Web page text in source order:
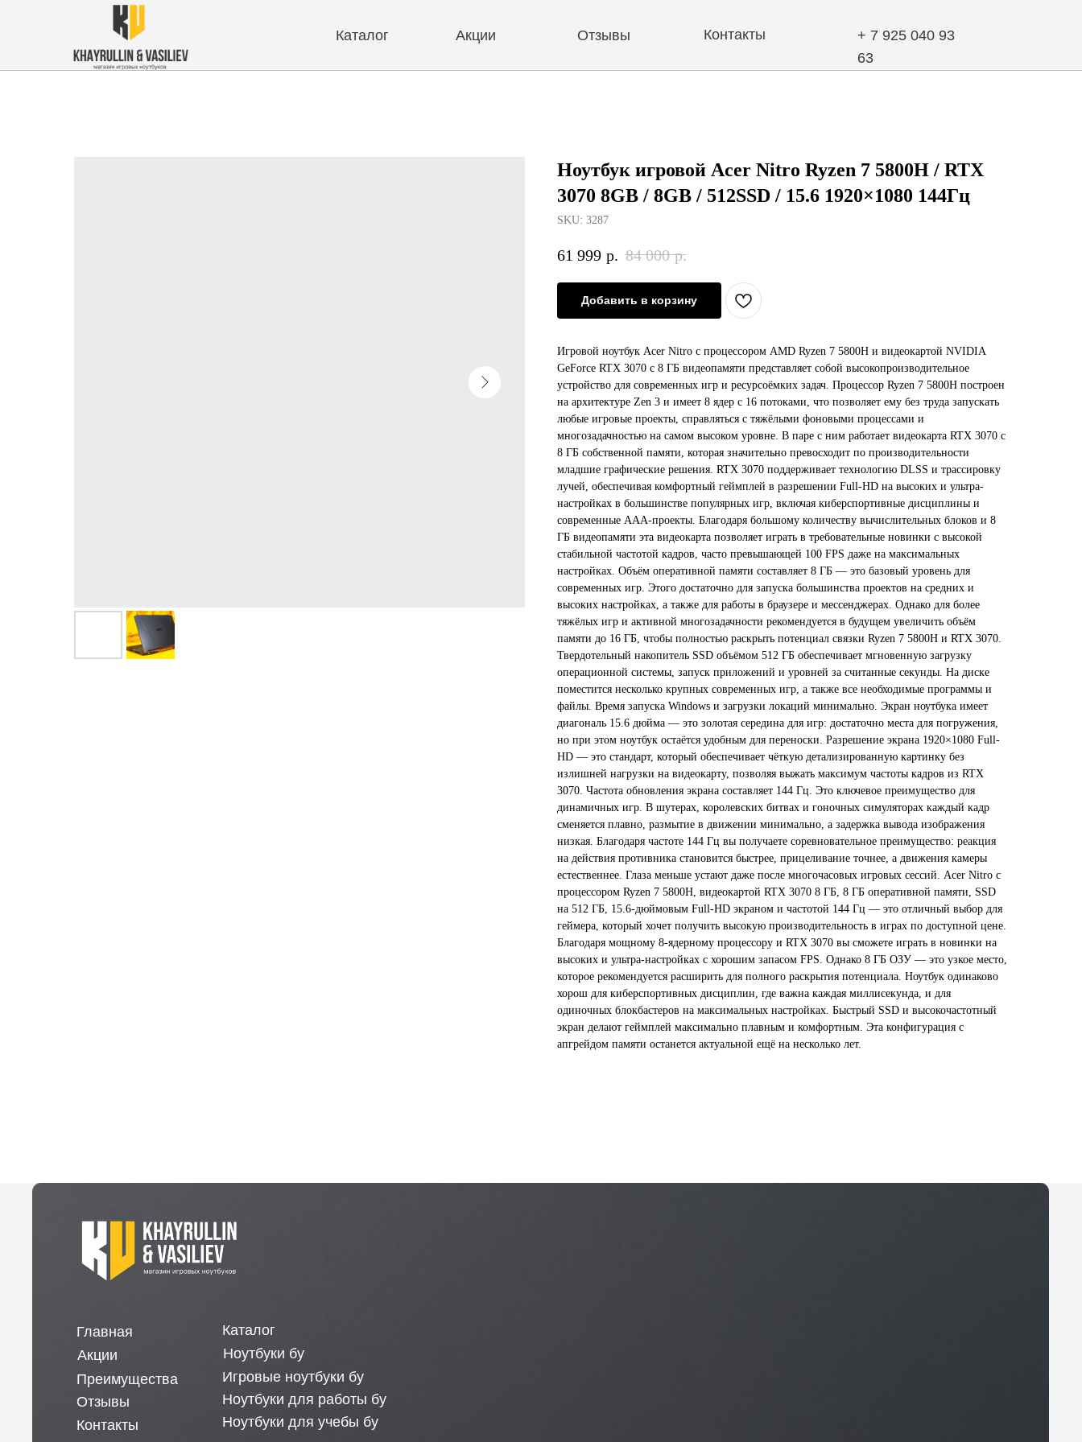
Каталог Контакты
Ноутбук игровой Acer Nitro Ryzen 7 5800H / RTX
3070 8GB / 8GB / 512SSD / 15.6 1920×1080 144Гц
SKU: 3287
61 999 р. 84 000 р.
Добавить в корзину
Игровой ноутбук Acer Nitro с процессором AMD Ryzen 7 5800H и видеокартой NVIDIA
GeForce RTX 3070 с 8 ГБ видеопамяти представляет собой высокопроизводительное
устройство для современных игр и ресурсоёмких задач. Процессор Ryzen 7 5800H построен
на архитектуре Zen 3 и имеет 8 ядер с 16 потоками, что позволяет ему без труда запускать
любые игровые проекты, справляться с тяжёлыми фоновыми процессами и
многозадачностью на самом высоком уровне. В паре с ним работает видеокарта RTX 3070 с
8 ГБ собственной памяти, которая значительно превосходит по производительности
младшие графические решения. RTX 3070 поддерживает технологию DLSS и трассировку
лучей, обеспечивая комфортный геймплей в разрешении Full-HD на высоких и ультра-
настройках в большинстве популярных игр, включая киберспортивные дисциплины и
современные ААА-проекты. Благодаря большому количеству вычислительных блоков и 8
ГБ видеопамяти эта видеокарта позволяет играть в требовательные новинки с высокой
стабильной частотой кадров, часто превышающей 100 FPS даже на максимальных
настройках. Объём оперативной памяти составляет 8 ГБ — это базовый уровень для
современных игр. Этого достаточно для запуска большинства проектов на средних и
высоких настройках, а также для работы в браузере и мессенджерах. Однако для более
тяжёлых игр и активной многозадачности рекомендуется в будущем увеличить объём
памяти до 16 ГБ, чтобы полностью раскрыть потенциал связки Ryzen 7 5800H и RTX 3070.
Твердотельный накопитель SSD объёмом 512 ГБ обеспечивает мгновенную загрузку
операционной системы, запуск приложений и уровней за считанные секунды. На диске
поместится несколько крупных современных игр, а также все необходимые программы и
файлы. Время запуска Windows и загрузки локаций минимально. Экран ноутбука имеет
диагональ 15.6 дюйма — это золотая середина для игр: достаточно места для погружения,
но при этом ноутбук остаётся удобным для переноски. Разрешение экрана 1920×1080 Full-
HD — это стандарт, который обеспечивает чёткую детализированную картинку без
излишней нагрузки на видеокарту, позволяя выжать максимум частоты кадров из RTX
3070. Частота обновления экрана составляет 144 Гц. Это ключевое преимущество для
динамичных игр. В шутерах, королевских битвах и гоночных симуляторах каждый кадр
сменяется плавно, размытие в движении минимально, а задержка вывода изображения
низкая. Благодаря частоте 144 Гц вы получаете соревновательное преимущество: реакция
на действия противника становится быстрее, прицеливание точнее, а движения камеры
естественнее. Глаза меньше устают даже после многочасовых игровых сессий. Acer Nitro с
процессором Ryzen 7 5800H, видеокартой RTX 3070 8 ГБ, 8 ГБ оперативной памяти, SSD
на 512 ГБ, 15.6-дюймовым Full-HD экраном и частотой 144 Гц — это отличный выбор для
геймера, который хочет получить высокую производительность в играх по доступной цене.
Благодаря мощному 8-ядерному процессору и RTX 3070 вы сможете играть в новинки на
высоких и ультра-настройках с хорошим запасом FPS. Однако 8 ГБ ОЗУ — это узкое место,
которое рекомендуется расширить для полного раскрытия потенциала. Ноутбук одинаково
хорош для киберспортивных дисциплин, где важна каждая миллисекунда, и для
одиночных блокбастеров на максимальных настройках. Быстрый SSD и высокочастотный
экран делают геймплей максимально плавным и комфортным. Эта конфигурация с
апгрейдом памяти останется актуальной ещё на несколько лет.
ИП Хайруллин Ильдар Тагирович
Контакты
Преимущества
Отзывы
Каталог
Игровые ноутбуки бу
Ноутбуки для работы бу
Ноутбуки для учебы бу